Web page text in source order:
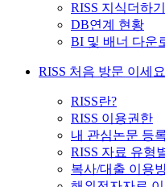
RISS 지식더하기
DB연계 현황
BI 및 배너 다운
RISS 처음 방문 이세
RISS란?
RISS 이용권한
내 관심논문 등
RISS 자료 유형
복사/대출 이용